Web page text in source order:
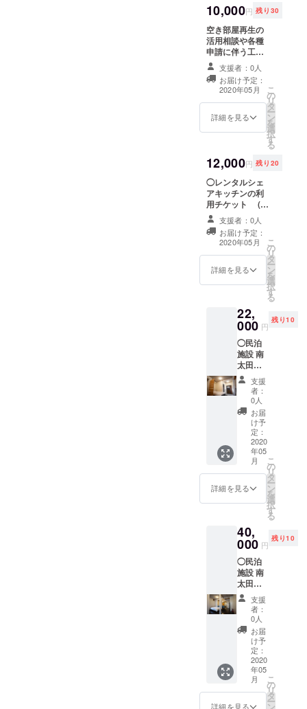
た2種類の小麦の
味を楽しめる心
と身体に優しい
天然酵母パン
セット。 (白パ
ン、甘夏ピール
のリュスティッ
ク、ベルギー
ワッフルなどの
詰め合わせ) 菓子
製造業の許可を
このキッチンで
済。 ※期限 お
届け予定 2020
年5、6月
10,000円 残り30
空き部屋再生の
活用相談や各種
申請に伴う工事
の相談や自宅の
リフォーム、リ
ノベーションの
相談をお受けし
ます。 場所は民
泊施設で相談を
私1人がします。
時間は2,3時間程
度 日にちは調整
にて行います。
2020年5月~8月
の間
支援者：0人
お届け予定：
2020年05月
詳細を見る
こ
の
リ
タ
ー
ン
を
選
択
す
る
12,000円 残り20
◯レンタルシェ
アキッチンの利
用チケット (お
試し) ガスオーブ
ン1台電気オーブ
ン2台、発酵器、
卓上ミキサー、
パンの先生監修
の物を設置して
限2020年5月〜8
写真はイメージ
支援者：0人
お届け予定：
2020年05月
詳細を見る
こ
の
リ
タ
ー
ン
を
選
択
す
る
22,
000 円
残り10
◯民泊
施設 南
太田の
宿泊チ
ケット
(車椅子
方がい
も大丈
夫で
す。) 人
数は8名
まで 2
泊3日間
宿泊で
きま
す。 住
事業届
け済み
第
M14002
0105号
有効期
限2020
年5月〜
9月 日
にちの
予定は3
通り出
しても
らい調
整いた
しま
す。
支援
者：
0人
お届
け予
定：
2020
年05
月
詳細を見る
こ
の
リ
タ
ー
ン
を
選
択
す
る
40,
000 円
残り10
◯民泊
施設 南
太田の
宿泊チ
ケット
(車椅子
方がい
も大丈
夫で
す。) 人
数は8名
まで 4
泊5日間
宿泊で
支援
者：
0人
お届
け予
定：
2020
年05
月
詳細を見る
こ
の
リ
タ
ー
ン